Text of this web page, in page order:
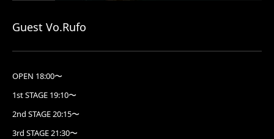
Guest Vo.Rufo
OPEN 18:00〜
1st STAGE 19:10〜
2nd STAGE 20:15〜
3rd STAGE 21:30〜